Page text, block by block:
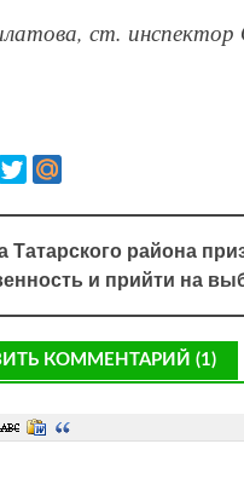
ст.
Татарского района
и прийти на
КОММЕНТАРИЙ (1)